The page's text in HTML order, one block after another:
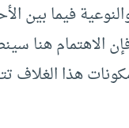
فيما بين
الاهتمام هنا
هذا الغلاف